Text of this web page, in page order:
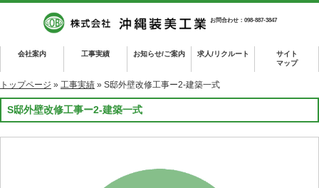
お問合わせ：098-887-3847
会社案内 工事実績 お知らせ/ご案内 求人/リクルート
サイト
マップ
トップページ » 工事実績 » S邸外壁改修工事ー2-建築一式
S邸外壁改修工事ー2-建築一式